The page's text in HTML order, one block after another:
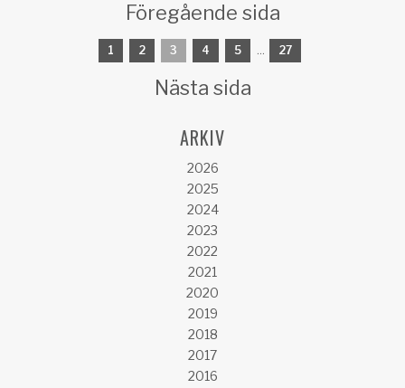
Föregående sida
1 2 3 4 5 ... 27
Nästa sida
ARKIV
2026
2025
2024
2023
2022
2021
2020
2019
2018
2017
2016